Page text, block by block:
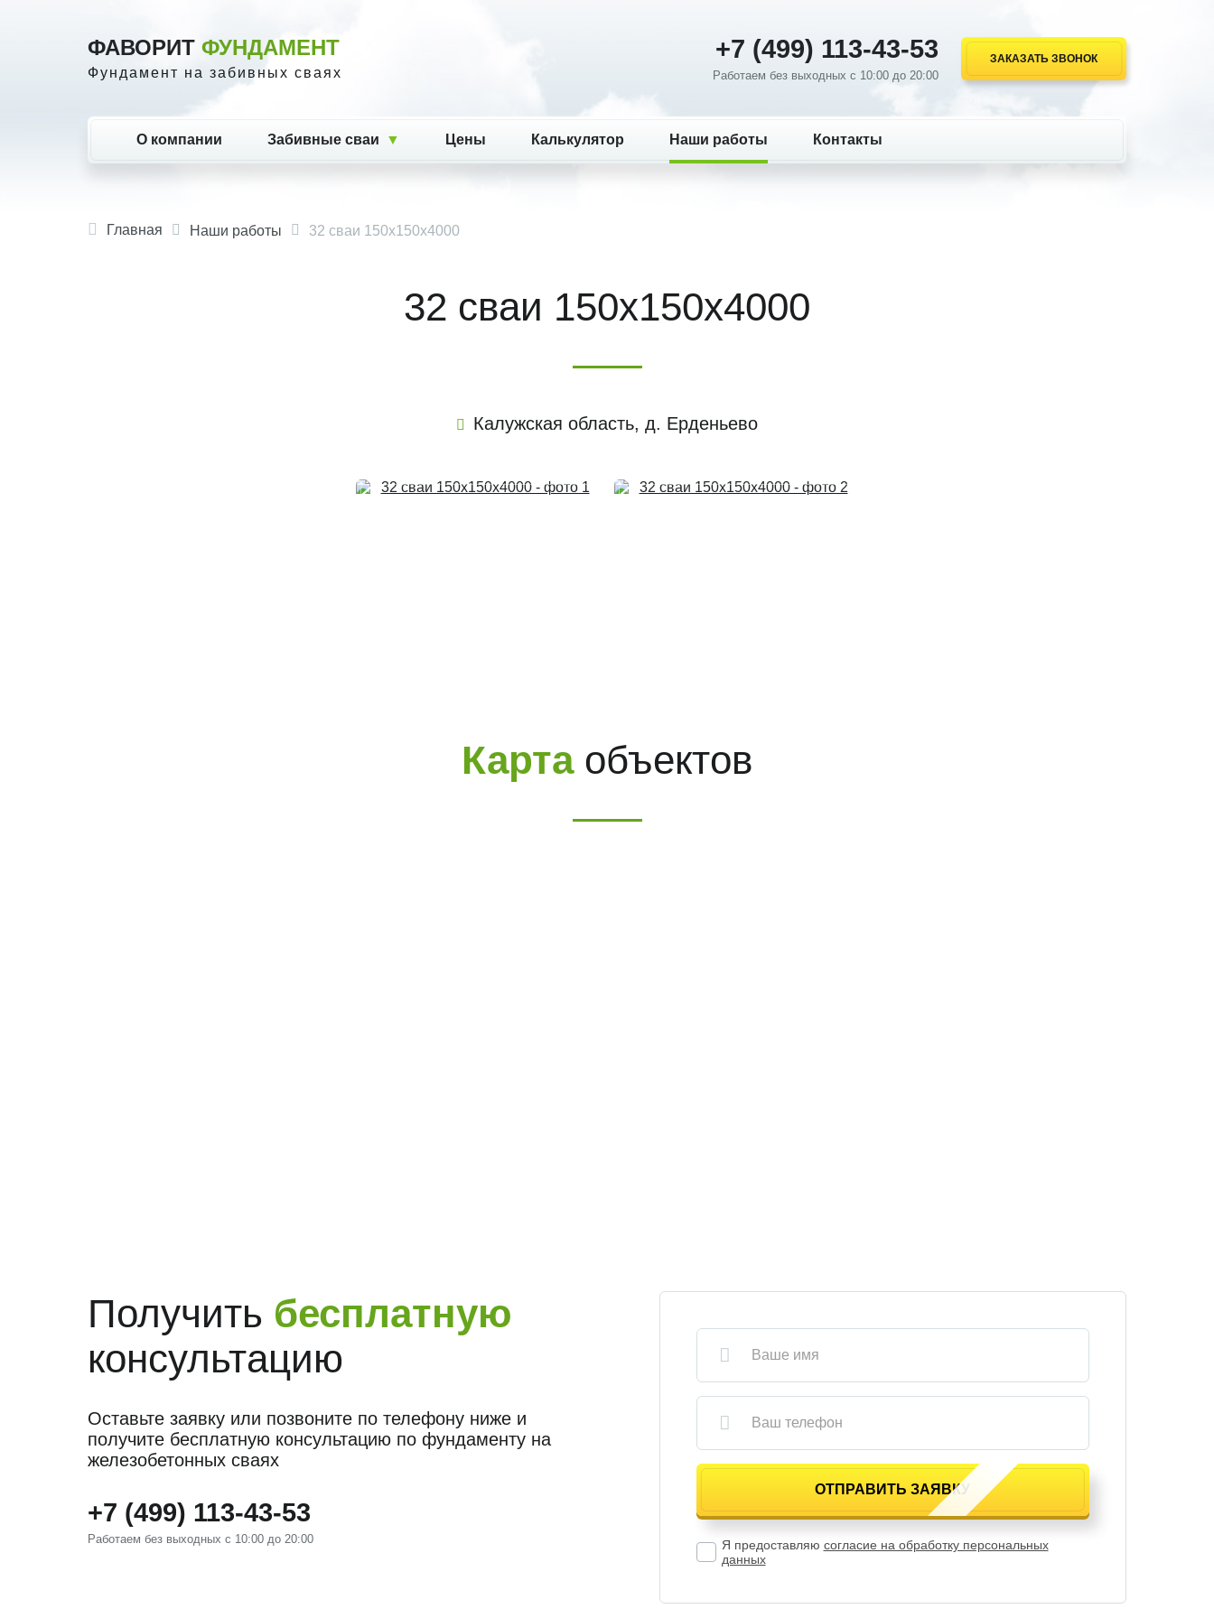
ФАВОРИТ ФУНДАМЕНТ
Фундамент на забивных сваях
+7 (499) 113-43-53
Работаем без выходных с 10:00 до 20:00
ЗАКАЗАТЬ ЗВОНОК
О компании Забивные сваи Цены Калькулятор Наши работы Контакты
Главная Наши работы 32 сваи 150х150х4000
32 сваи 150х150х4000
Калужская область, д. Ерденьево
Картаобъектов
Получить бесплатную
консультацию
Оставьте заявку или позвоните по телефону ниже и
получите бесплатную консультацию по фундаменту на
железобетонных сваях
+7 (499) 113-43-53
Работаем без выходных с 10:00 до 20:00 Я предоставляю согласие на обработку персональных
данных